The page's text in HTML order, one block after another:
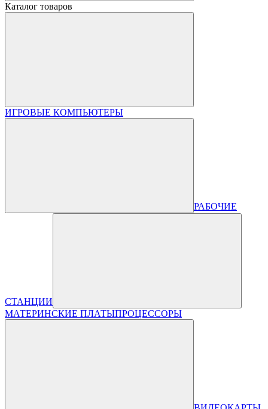
Каталог товаров
ИГРОВЫЕ КОМПЬЮТЕРЫ
РАБОЧИЕ
СТАНЦИИ
МАТЕРИНСКИЕ ПЛАТЫПРОЦЕССОРЫ